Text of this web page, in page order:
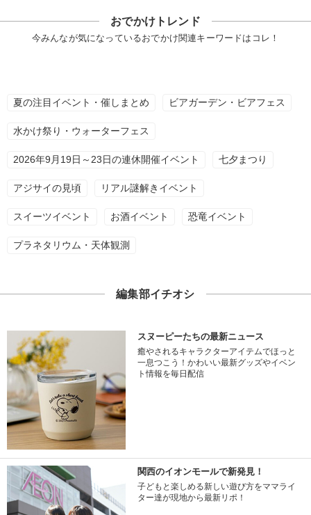
おでかけトレンド
今みんなが気になっているおでかけ関連キーワードはコレ！
夏の注目イベント・催しまとめ ビアガーデン・ビアフェス
水かけ祭り・ウォーターフェス
2026年9月19日～23日の連休開催イベント 七夕まつり
アジサイの見頃 リアル謎解きイベント
スイーツイベント お酒イベント 恐竜イベント
プラネタリウム・天体観測
編集部イチオシ
スヌーピーたちの最新ニュース
癒やされるキャラクターアイテムでほっと
一息つこう！かわいい最新グッズやイベン
ト情報を毎日配信
関西のイオンモールで新発見！
子どもと楽しめる新しい遊び方をママライ
ター達が現地から最新リポ！